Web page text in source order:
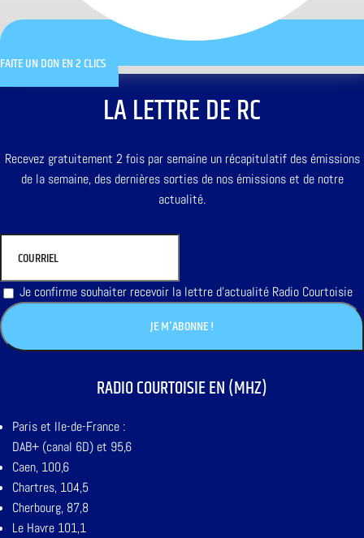
FAITE UN DON EN 2 CLICS
LA LETTRE DE RC
Recevez gratuitement 2 fois par semaine un récapitulatif des émissions
de la semaine, des dernières sorties de nos émissions et de notre
actualité.
Je confirme souhaiter recevoir la lettre d'actualité Radio Courtoisie
RADIO COURTOISIE EN (MHZ)
Paris et Ile-de-France :
DAB+ (canal 6D) et 95,6
Caen, 100,6
Chartres, 104,5
Cherbourg, 87,8
Le Havre 101,1